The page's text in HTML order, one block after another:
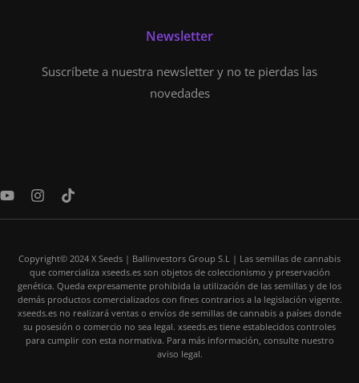
Newsletter
Suscríbete a nuestra newsletter y no te pierdas las
novedades
Y
u
I
s
g
r
a
m
T
k
o
k
Copyright© 2024 X Seeds | Ballinvestors Group S.L | Las semillas de cannabis
que comercializa xseeds.es son objetos de coleccionismo y preservación
genética. Queda expresamente prohibida la utilización de las semillas y de los
demás productos comercializados con fines contrarios a la legislación vigente.
xseeds.es no realizará ventas o envíos de semillas de cannabis a países donde
su posesión o comercio no sea legal. xseeds.es tiene establecidos controles
para cumplir con esta normativa. Para más información, consulte nuestro
aviso legal.